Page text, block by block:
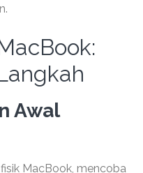
Awal
MacBook, mencoba